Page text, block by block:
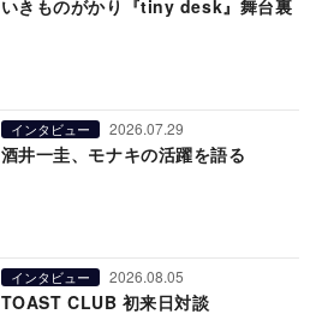
いきものがかり『tiny desk』舞台裏
インタビュー 2026.07.29
酒井一圭、モナキの活躍を語る
インタビュー 2026.08.05
TOAST CLUB 初来日対談